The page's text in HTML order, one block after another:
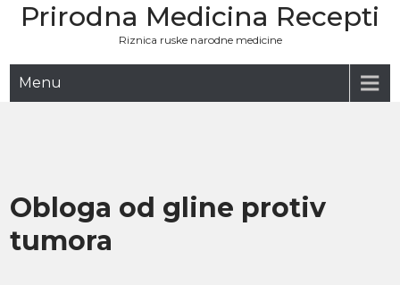
SkipPrirodna Medicina Recepti
Riznica ruske narodne medicine
Menu
Obloga od gline protiv
tumora